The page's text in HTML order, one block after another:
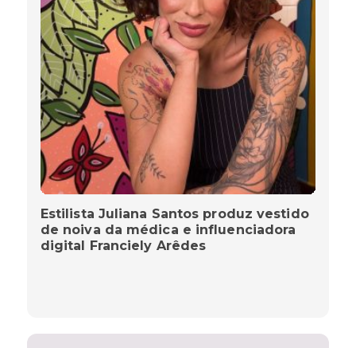
Estilista Juliana Santos produz vestido
de noiva da médica e influenciadora
digital Franciely Arêdes